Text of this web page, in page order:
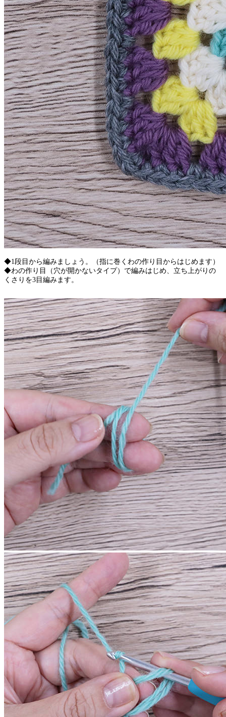
◆1段目から編みましょう。（指に巻くわの作り目からはじめます）
◆わの作り目（穴が開かないタイプ）で編みはじめ、立ち上がりの
くさりを3目編みます。